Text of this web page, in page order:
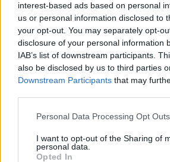
interest-based ads based on personal
us or personal information disclosed to
your opt-out. You may separately opt-
disclosure of your personal information
IAB’s list of downstream participants.
also be disclosed by us to third parties
Downstream Participants that may
Personal Data Processing Opt Outs
I want to opt-out of the Sharing of
personal data.
Opted In
Parâmetro microbiológico obriga ao
de Viana do Alentejo
A Piscina Municipal de Viana do Alentejo foi
temporariamente depois de análises de...
4 Agosto, 2026 - 12:41